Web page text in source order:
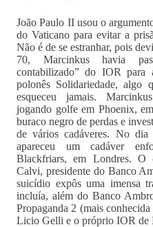
João Paulo II usou o
do Vaticano para evitar a
Não é de se estranhar, pois
70, Marcinkus havia
contabilizado” do IOR para
polonês Solidariedade, algo
esqueceu jamais.
jogando golfe em Phoenix,
buraco negro de perdas e
de vários cadáveres. No
apareceu um cadáver
Blackfriars, em Londres. O
Calvi, presidente do Banco
suicídio expôs uma imensa
incluía, além do Banco
Propaganda 2 (mais
Licio Gelli e o próprio IOR de